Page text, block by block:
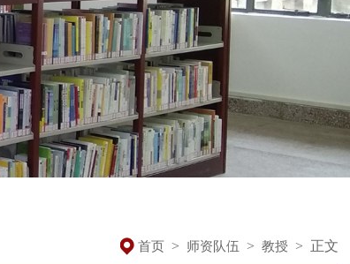
首页 > 师资队伍 > 教授 > 正文